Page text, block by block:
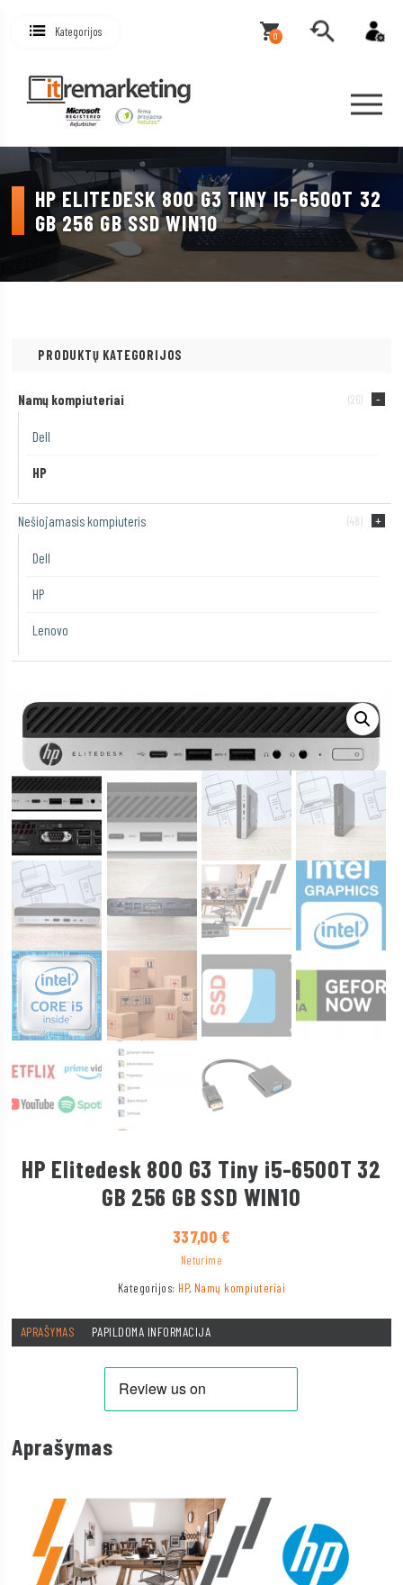
Kategorijos 0
HP ELITEDESK 800 G3 TINY I5-6500T 32
GB 256 GB SSD WIN10
PRODUKTŲ KATEGORIJOS
Namų kompiuteriai (26)
Dell
HP
Nešiojamasis kompiuteris (48)
Dell
HP
Lenovo
HP Elitedesk 800 G3 Tiny i5-6500T 32
GB 256 GB SSD WIN10
337,00 €
Neturime
Kategorijos: HP, Namų kompiuteriai
APRAŠYMAS PAPILDOMA INFORMACIJA
Aprašymas